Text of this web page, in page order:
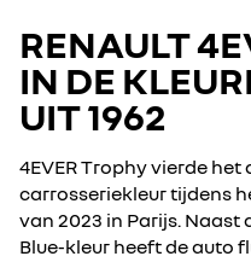
RENAULT
IN DE
UIT 1962
4EVER Trophy vierde
carrosseriekleur tijdens
van 2023 in Parijs. Naast
Blue-kleur heeft de auto